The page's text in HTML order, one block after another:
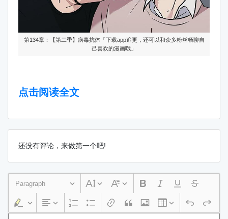
第134章：【第二季】病毒抗体「下载app追更，还可以和众多粉丝畅聊自
己喜欢的漫画哦」
点击阅读全文
还没有评论，来做第一个吧!
Paragraph